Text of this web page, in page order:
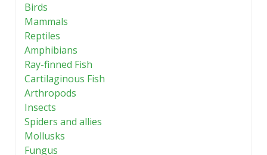
Birds
Mammals
Reptiles
Amphibians
Ray-finned Fish
Cartilaginous Fish
Arthropods
Insects
Spiders and allies
Mollusks
Fungus